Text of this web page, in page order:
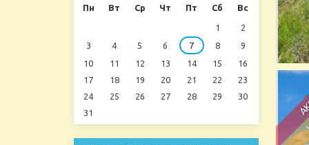
Пн Вт Ср Чт Пт Сб Вс
1
2
3
4 5 6 7 8
9
10
11 12 13 14 15
16
17
18 19 20 21 22
23
24
25 26 27 28 29
30
31